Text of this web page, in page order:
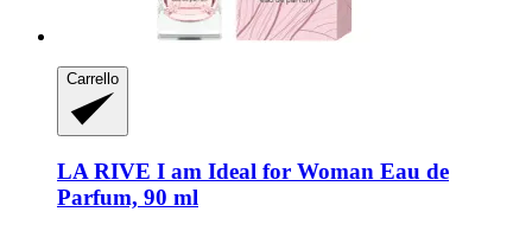
Carrello
LA RIVE I am Ideal for Woman Eau de
Parfum, 90 ml